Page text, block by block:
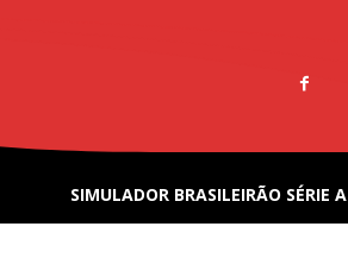
SIMULADOR BRASILEIRÃO SÉRIE A